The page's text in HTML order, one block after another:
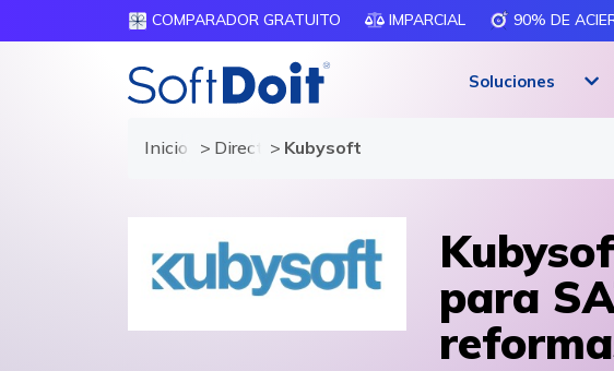
COMPARADOR GRATUITO IMPARCIAL 90% DE
Soluciones
Inicio Directorio de proveedores
Kubysoft
para